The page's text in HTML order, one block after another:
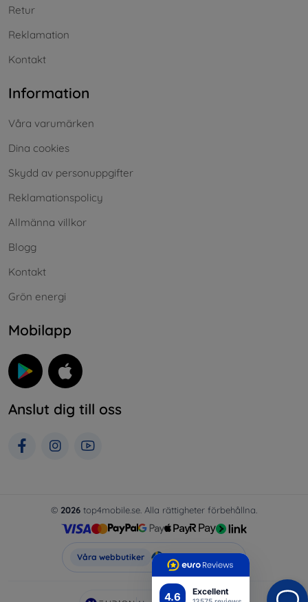
4.6 Excellent
Retur
Reklamation
Kontakt
Information
Våra varumärken
Dina cookies
Skydd av personuppgifter
Reklamationspolicy
Allmänna villkor
Blogg
Kontakt
Grön energi
Mobilapp
Anslut dig till oss
© 2026 top4mobile.se. Alla rättigheter förbehållna.
Våra webbutiker Top4Mobile.se